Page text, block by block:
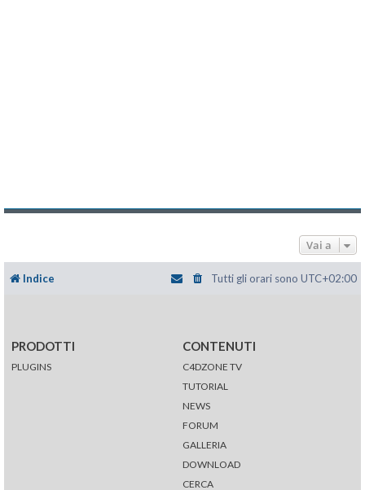
Vai a
Indice Tutti gli orari sono UTC+02:00
PRODOTTI
PLUGINS
CONTENUTI
C4DZONE TV
TUTORIAL
NEWS
FORUM
GALLERIA
DOWNLOAD
CERCA